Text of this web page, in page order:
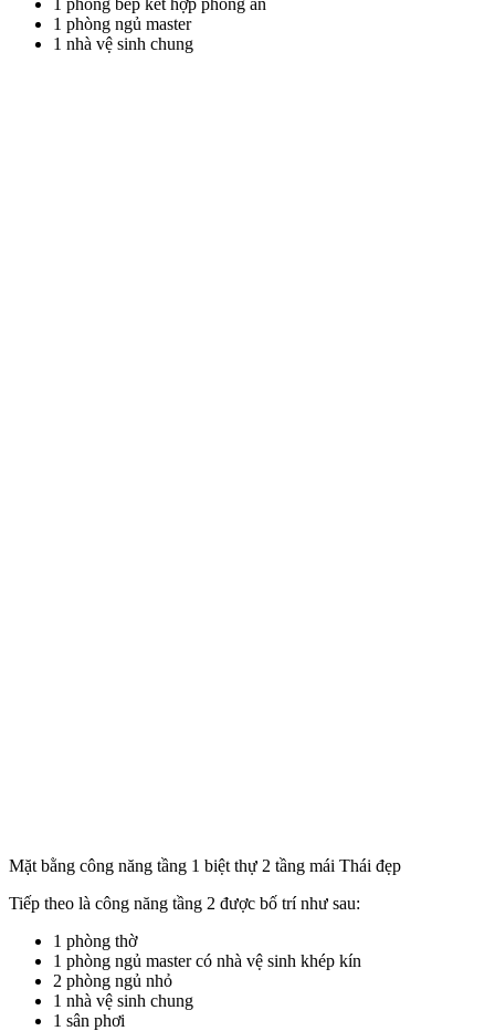
1 phòng bếp kết hợp phòng ăn
1 phòng ngủ master
1 nhà vệ sinh chung
Mặt bằng công năng tầng 1 biệt thự 2 tầng mái Thái đẹp
Tiếp theo là công năng tầng 2 được bố trí như sau:
1 phòng thờ
1 phòng ngủ master có nhà vệ sinh khép kín
2 phòng ngủ nhỏ
1 nhà vệ sinh chung
1 sân phơi